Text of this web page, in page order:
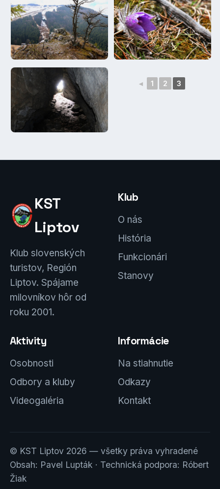
◄ 1 2 3
KST
Liptov
Klub slovenských
turistov, Región
Liptov. Spájame
milovníkov hôr od
roku 2001.
Klub
O nás
História
Funkcionári
Stanovy
Aktivity
Osobnosti
Odbory a kluby
Videogaléria
Informácie
Na stiahnutie
Odkazy
Kontakt
© KST Liptov 2026 — všetky práva vyhradené
Obsah: Pavel Lupták · Technická podpora: Róbert
Žiak